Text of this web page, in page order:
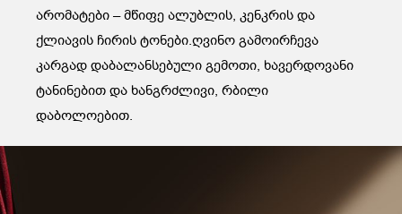
არომატები – მწიფე ალუბლის, კენკრის და
ქლიავის ჩირის ტონები.ღვინო გამოირჩევა
კარგად დაბალანსებული გემოთი, ხავერდოვანი
ტანინებით და ხანგრძლივი, რბილი
დაბოლოებით.